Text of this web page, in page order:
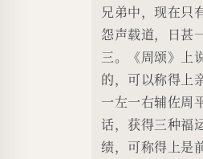
兄弟中，现在只
怨声载道，日甚
三。《周颂》上
的，可以称得上
一左一右辅佐周
话，获得三种福
绩，可称得上是